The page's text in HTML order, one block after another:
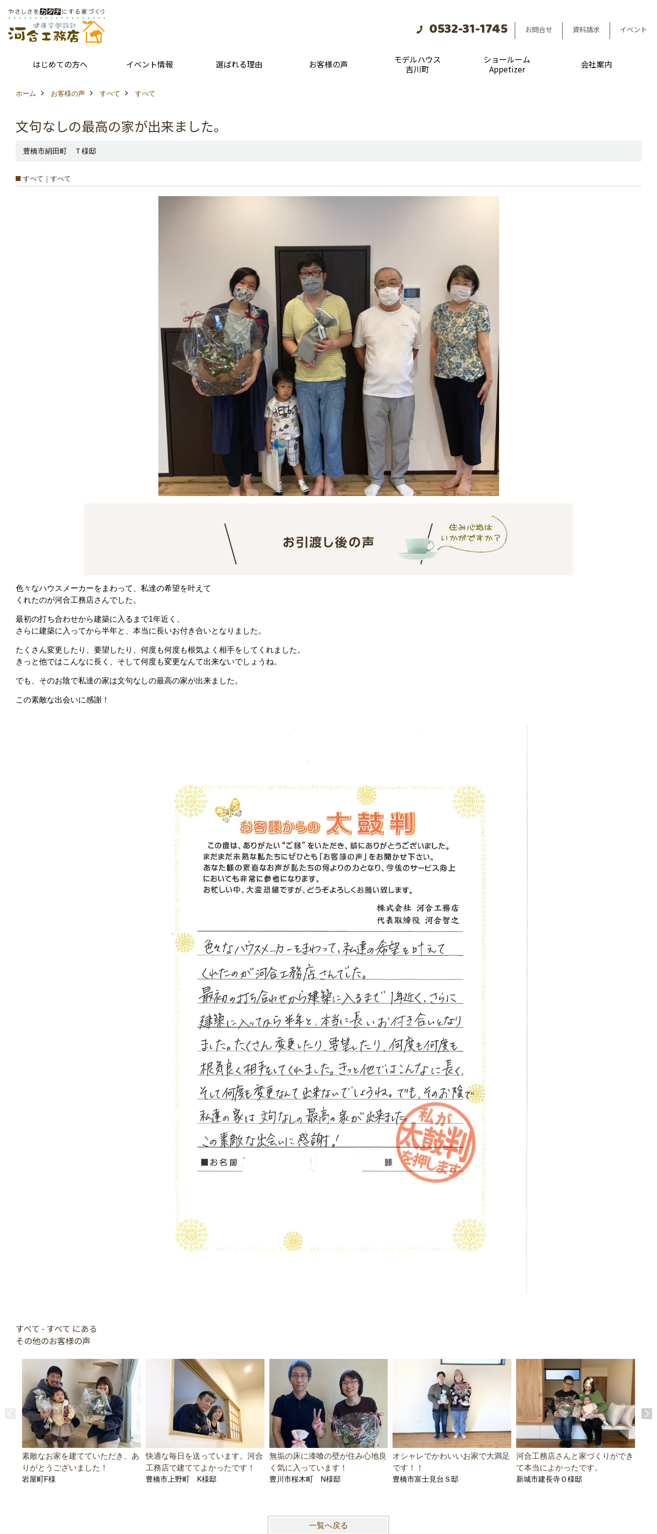
0532-31-1745 お問合せ 資料請求 イベント
はじめての方へ イベント情報 選ばれる理由 お客様の声
モデルハウス
吉川町
ショールーム
Appetizer
会社案内
ホーム お客様の声 すべて すべて
文句なしの最高の家が出来ました。
豊橋市絹田町 Ｔ様邸
すべて｜すべて
色々なハウスメーカーをまわって、私達の希望を叶えて
くれたのが河合工務店さんでした。
最初の打ち合わせから建築に入るまで1年近く、
さらに建築に入ってから半年と、本当に長いお付き合いとなりました。
たくさん変更したり、要望したり、何度も何度も根気よく相手をしてくれました。
きっと他ではこんなに長く、そして何度も変更なんて出来ないでしょうね。
でも、そのお陰で私達の家は文句なしの最高の家が出来ました。
この素敵な出会いに感謝！
すべて - すべて にある
その他のお客様の声
素敵なお家を建てていただき、あ
りがとうございました！
岩屋町F様
快適な毎日を送っています。河合
工務店で建ててよかったです！
豊橋市上野町 K様邸
無垢の床に漆喰の壁が住み心地良
く気に入っています！
豊川市桜木町 N様邸
オシャレでかわいいお家で大満足
です！！
豊橋市富士見台Ｓ邸
河合工務店さんと家づくりができ
て本当によかったです。
新城市建長寺Ｏ様邸
一覧へ戻る